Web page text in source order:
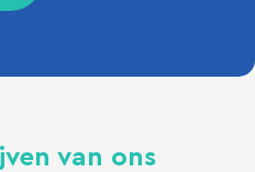
van ons